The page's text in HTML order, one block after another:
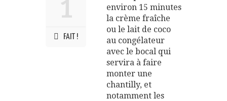
1
FAIT !
environ 15 minutes
la crème fraîche
ou le lait de coco
au congélateur
avec le bocal qui
servira à faire
monter une
chantilly, et
notamment les